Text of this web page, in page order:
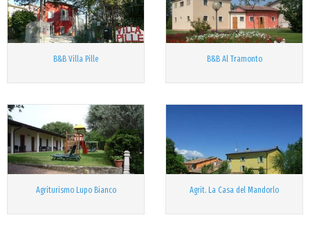
B&B Villa Pille B&B Al Tramonto
Agriturismo Lupo Bianco Agrit. La Casa del Mandorlo